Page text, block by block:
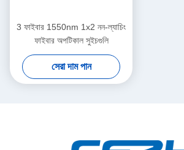
3 ফাইবার 1550nm 1x2 নন-ল্যাচিং
ফাইবার অপটিকাল সুইচগুলি
সেরা দাম পান